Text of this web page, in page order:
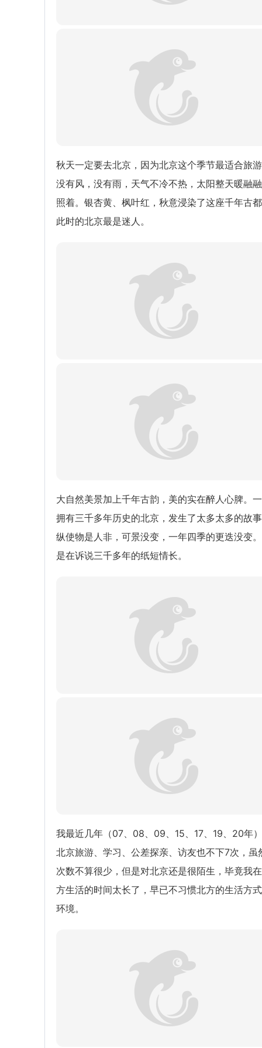
秋天一定要去北京，因为北京这个季节最适合旅
没有风，没有雨，天气不冷不热，太阳整天暖融
照着。银杏黄、枫叶红，秋意浸染了这座千年古
此时的北京最是迷人。
大自然美景加上千年古韵，美的实在醉人心脾。
拥有三千多年历史的北京，发生了太多太多的故
纵使物是人非，可景没变，一年四季的更迭没变
是在诉说三千多年的纸短情长。
我最近几年（07、08、09、15、17、19、20年
北京旅游、学习、公差探亲、访友也不下7次，虽
次数不算很少，但是对北京还是很陌生，毕竟我
方生活的时间太长了，早已不习惯北方的生活方
环境。